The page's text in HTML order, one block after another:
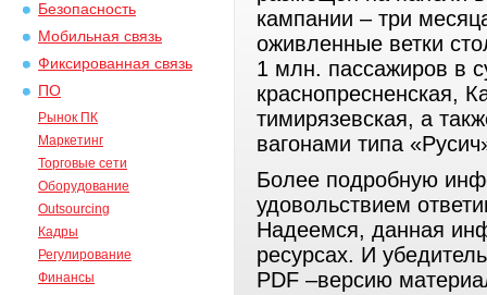
Безопасность
Мобильная связь
Фиксированная связь
ПО
Рынок ПК
Маркетинг
Торговые сети
Оборудование
Outsourcing
Кадры
Регулирование
Финансы
кампании – три
оживленные ветки
1 млн. пассажиров в
краснопресненская,
тимирязевская, а
вагонами типа
Более подробную
удовольствием
Надеемся, данная
ресурсах. И
PDF –версию